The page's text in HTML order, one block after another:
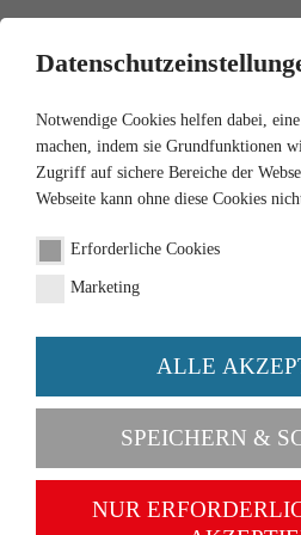
1:43
Feuerwehr -
Artikel-Nr. 043196
Notwendige Cookies helfen dabei,
machen, indem sie Grundfunktionen
Zugriff auf sichere Bereiche der
Webseite kann ohne diese Cookies
Erforderliche Cookies
Marketing
ALLE
SPEICHERN &
NUR